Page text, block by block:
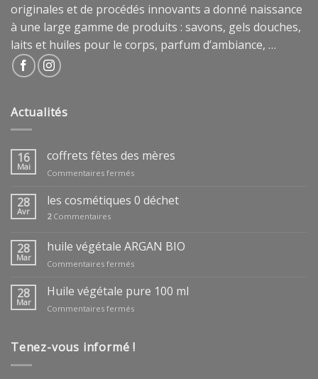
originales et de procédés innovants a donné naissance
à une large gamme de produits : savons, gels douches,
laits et huiles pour le corps, parfum d’ambiance, …
Actualités
16
Mai
coffrets fêtes des mères
Commentaires ferméssur
fêtes
28
Avr
les cosmétiques 0 déchet
2Commentaires
28
Mar
huile végétale ARGAN BIO
Commentaires ferméssur
végétale
BIO
28
Mar
Huile végétale pure 100 ml
Commentaires ferméssur
pure
Tenez-vous informé !